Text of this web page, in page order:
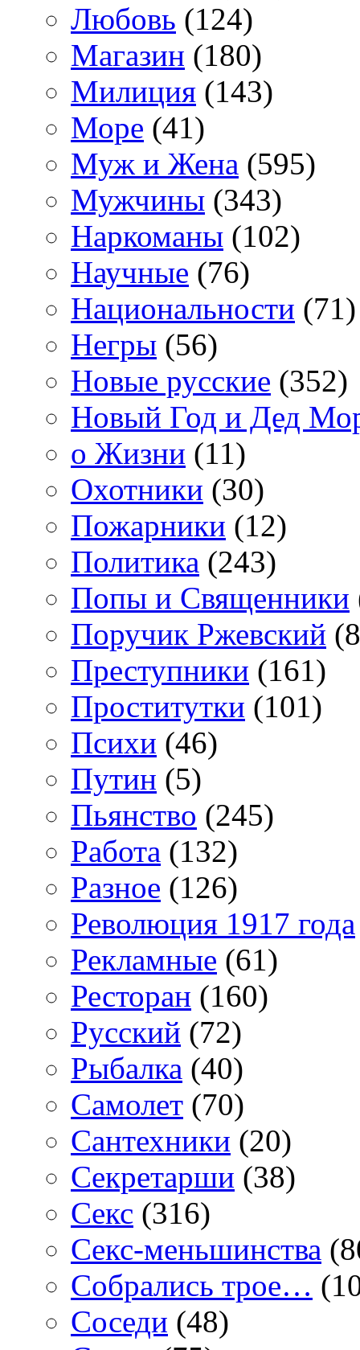
Любовь (124)
Магазин (180)
Милиция (143)
Море (41)
Муж и Жена (595)
Мужчины (343)
Наркоманы (102)
Научные (76)
Национальности (71)
Негры (56)
Новые русские (352)
Новый Год и Дед
о Жизни (11)
Охотники (30)
Пожарники (12)
Политика (243)
Попы и Священники
Поручик Ржевский
Преступники (161)
Проститутки (101)
Психи (46)
Путин (5)
Пьянство (245)
Работа (132)
Разное (126)
Революция 1917 года
Рекламные (61)
Ресторан (160)
Русский (72)
Рыбалка (40)
Самолет (70)
Сантехники (20)
Секретарши (38)
Секс (316)
Секс-меньшинства
Собрались трое…
Соседи (48)